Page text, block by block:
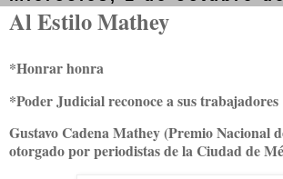
Al Estilo Mathey
*Honrar honra
*Poder Judicial reconoce a sus trabajadores
Gustavo Cadena Mathey (Premio Nacional
otorgado por periodistas de la Ciudad de